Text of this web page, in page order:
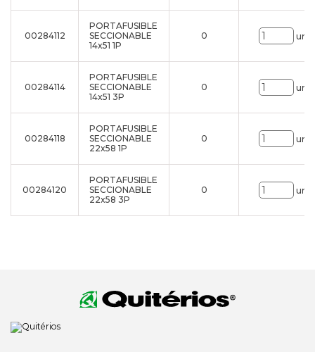
00284112
PORTAFUSIBLE
SECCIONABLE
14x51 1P
0 uni.
00284114
PORTAFUSIBLE
SECCIONABLE
14x51 3P
0 uni.
00284118
PORTAFUSIBLE
SECCIONABLE
22x58 1P
0 uni.
00284120
PORTAFUSIBLE
SECCIONABLE
22x58 3P
0 uni.